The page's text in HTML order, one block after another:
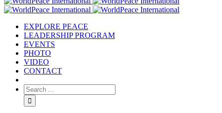
EXPLORE PEACE
LEADERSHIP PROGRAM
EVENTS
PHOTO
VIDEO
CONTACT